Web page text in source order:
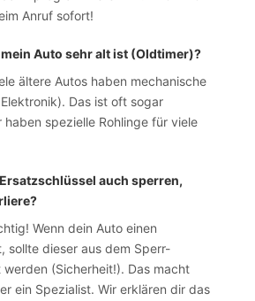
Anruf sofort!
Auto sehr alt ist (Oldtimer)?
ältere Autos haben mechanische
Das ist oft sogar
haben spezielle Rohlinge für viele
auch sperren,
Wenn dein Auto einen
sollte dieser aus dem Sperr-
(Sicherheit!). Das macht
ein Spezialist. Wir erklären dir das